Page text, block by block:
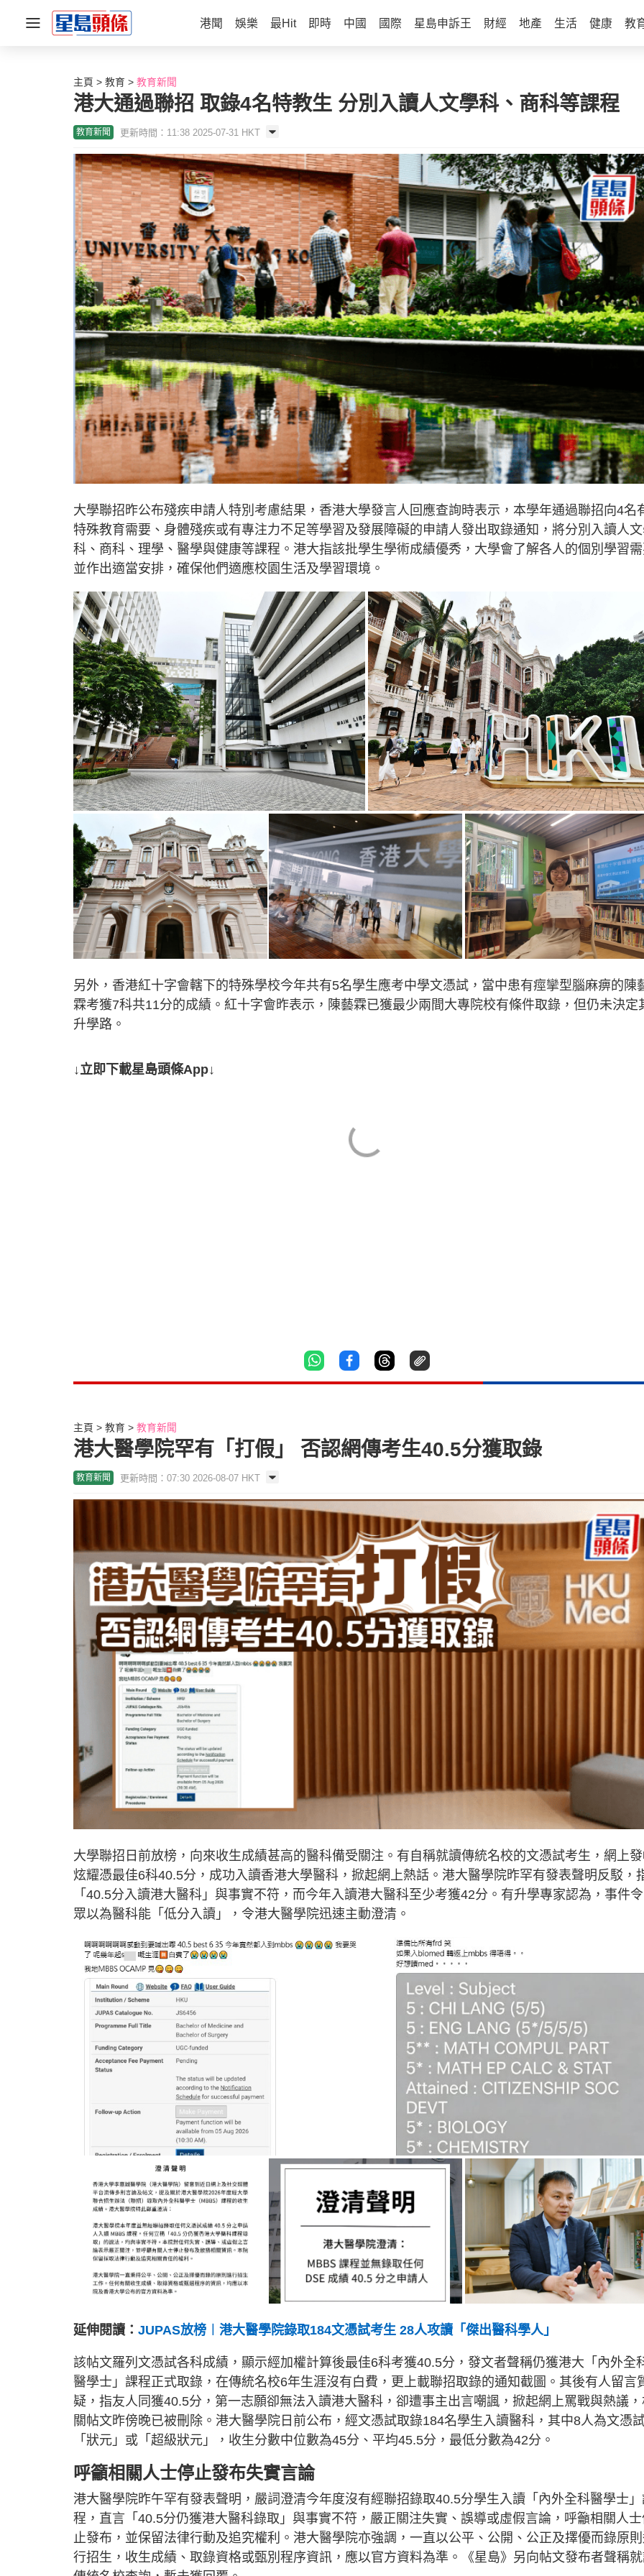
港聞 娛樂 最Hit 即時 中國 國際 星島申訴王 財經 地產 生活 健康 教
主頁 教育 教育新聞
港大通過聯招 取錄4名特教生 分別入讀人文學科、商科等課程
教育新聞 更新時間：11:38 2025-07-31 HKT
大學聯招昨公布殘疾申請人特別考慮結果，香港大學發言人回應查詢時表示，本學年通過聯招向4名
特殊教育需要、身體殘疾或有專注力不足等學習及發展障礙的申請人發出取錄通知，將分別入讀人
科、商科、理學、醫學與健康等課程。港大指該批學生學術成績優秀，大學會了解各人的個別學習
並作出適當安排，確保他們適應校園生活及學習環境。
另外，香港紅十字會轄下的特殊學校今年共有5名學生應考中學文憑試，當中患有痙攣型腦麻痹的陳
霖考獲7科共11分的成績。紅十字會昨表示，陳藝霖已獲最少兩間大專院校有條件取錄，但仍未決定
升學路。
↓立即下載星島頭條App↓
主頁 教育 教育新聞
港大醫學院罕有「打假」 否認網傳考生40.5分獲取錄
教育新聞 更新時間：07:30 2026-08-07 HKT
大學聯招日前放榜，向來收生成績甚高的醫科備受關注。有自稱就讀傳統名校的文憑試考生，網上
炫耀憑最佳6科40.5分，成功入讀香港大學醫科，掀起網上熱話。港大醫學院昨罕有發表聲明反駁，
「40.5分入讀港大醫科」與事實不符，而今年入讀港大醫科至少考獲42分。有升學專家認為，事件
眾以為醫科能「低分入讀」，令港大醫學院迅速主動澄清。
延伸閱讀： JUPAS放榜︱港大醫學院錄取184文憑試考生 28人攻讀「傑出醫科學人」
該帖文羅列文憑試各科成績，顯示經加權計算後最佳6科考獲40.5分，發文者聲稱仍獲港大「內外全
醫學士」課程正式取錄，在傳統名校6年生涯沒有白費，更上載聯招取錄的通知截圖。其後有人留言
疑，指友人同獲40.5分，第一志願卻無法入讀港大醫科，卻遭事主出言嘲諷，掀起網上罵戰與熱議
關帖文昨傍晚已被刪除。港大醫學院日前公布，經文憑試取錄184名學生入讀醫科，其中8人為文憑
「狀元」或「超級狀元」，收生分數中位數為45分、平均45.5分，最低分數為42分。
呼籲相關人士停止發布失實言論
港大醫學院昨午罕有發表聲明，嚴詞澄清今年度沒有經聯招錄取40.5分學生入讀「內外全科醫學士
程，直言「40.5分仍獲港大醫科錄取」與事實不符，嚴正關注失實、誤導或虛假言論，呼籲相關人
止發布，並保留法律行動及追究權利。港大醫學院亦強調，一直以公平、公開、公正及擇優而錄原
行招生，收生成績、取錄資格或甄別程序資訊，應以官方資料為準。《星島》另向帖文發布者聲稱